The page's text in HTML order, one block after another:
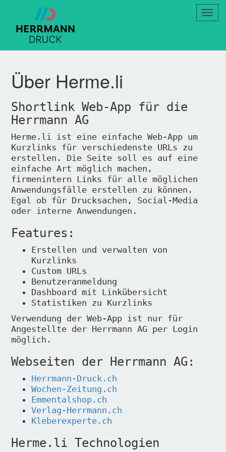
Über Herme.li
Shortlink Web-App für die
Herrmann AG
Herme.li ist eine einfache Web-App um
Kurzlinks für verschiedenste URLs zu
erstellen. Die Seite soll es auf eine
einfache Art möglich machen,
firmenintern Links für alle möglichen
Anwendungsfälle erstellen zu können.
Egal ob für Drucksachen, Social-Media
oder interne Anwendungen.
Features:
Erstellen und verwalten von
Kurzlinks
Custom URLs
Benutzeranmeldung
Dashboard mit Linkübersicht
Statistiken zu Kurzlinks
Verwendung der Web-App ist nur für
Angestellte der Herrmann AG per Login
möglich.
Webseiten der Herrmann AG:
Herrmann-Druck.ch
Wochen-Zeitung.ch
Emmentalshop.ch
Verlag-Herrmann.ch
Kleberexperte.ch
Herme.li Technologien